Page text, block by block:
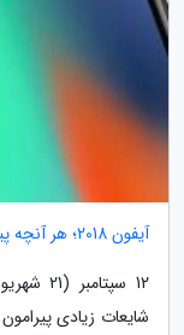
آیفون 2018؛ هر آنچه پیش از رونمایی باید بدانیم
شایعات زیادی